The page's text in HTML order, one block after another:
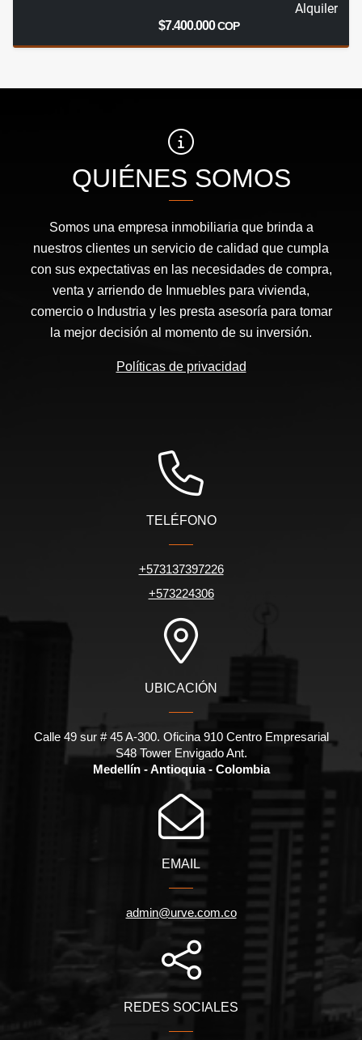
Alquiler
$7.400.000COP
QUIÉNES SOMOS
Somos una empresa inmobiliaria que brinda a
nuestros clientes un servicio de calidad que cumpla
con sus expectativas en las necesidades de compra,
venta y arriendo de Inmuebles para vivienda,
comercio o Industria y les presta asesoría para tomar
la mejor decisión al momento de su inversión.
Políticas de privacidad
TELÉFONO
+573137397226
+573224306
UBICACIÓN
Calle 49 sur # 45 A-300. Oficina 910 Centro Empresarial
S48 Tower Envigado Ant.
Medellín - Antioquia - Colombia
EMAIL
admin@urve.com.co
REDES SOCIALES